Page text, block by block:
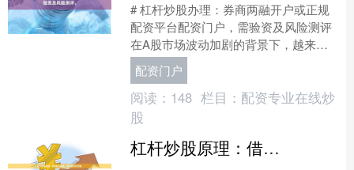
# 杠杆炒股办理：券商两融开户或正规
配资平台配资门户，需验资及风险测评
在A股市场波动加剧的背景下，越来越
多的投资者希望通过杠杆工具放大收
益。目前市场上主流的杠....
配资门户
阅读： 148 栏目： 配资专业在线炒
股
杠杆炒股原理：借资放大本金，盈亏按比例倍增。